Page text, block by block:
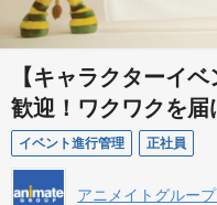
【キャラクターイ
歓迎！ワクワクを届
イベント進行管理 正社員
アニメイトグルー